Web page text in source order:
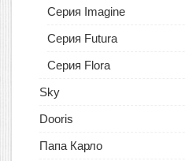
Серия Imagine
Серия Futura
Серия Flora
Sky
Dooris
Папа Карло